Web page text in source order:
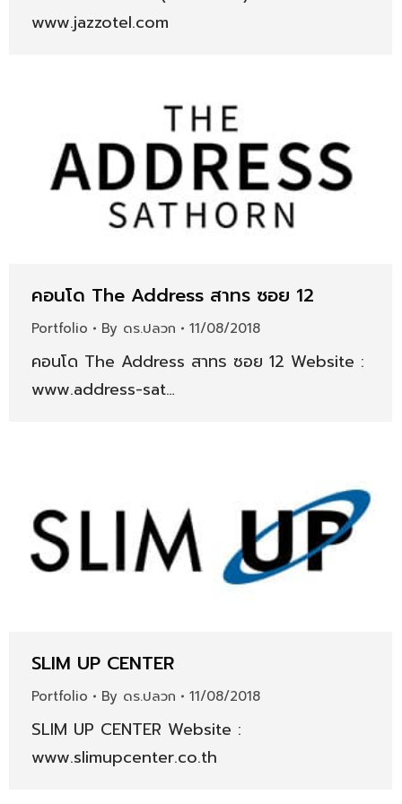
www.jazzotel.com
คอนโด The Address สาทร ซอย 12
Portfolio By ดร.ปลวก 11/08/2018
คอนโด The Address สาทร ซอย 12 Website :
www.address-sat…
SLIM UP CENTER
Portfolio By ดร.ปลวก 11/08/2018
SLIM UP CENTER Website :
www.slimupcenter.co.th